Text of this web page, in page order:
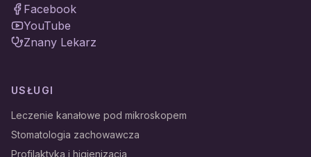
Facebook
YouTube
Znany Lekarz
USŁUGI
Leczenie kanałowe pod mikroskopem
Stomatologia zachowawcza
Profilaktyka i higienizacja